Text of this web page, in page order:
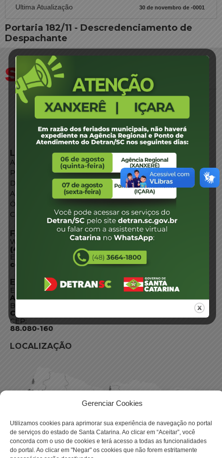
Gerenciar Cookies
Utilizamos cookies para aprimorar sua experiência de navegação no portal
de serviços do estado de Santa Catarina. Ao clicar em “Aceitar”, você
concorda com o uso de cookies e terá acesso a todas as funcionalidades
do portal. Ao clicar em "Negar" os cookies que não forem estritamente
Ultima Atualização 30 de novembro de -0001
Portaria 182/11 - Descredenciamento de
Despachante
LINKS EXTERNOS
Agência de Notícias
Portal de Serviços
Diário Oficial
Acesso à Informação
Órgãos do Governo
Conheça SC
FALE CONOSCO
WhatsApp:
(48) 3664-1800
E-mail:
centraldeinformacoes@detran.sc.gov.br
ENDEREÇO
Endereço:
Av. Almirante Tamandaré - 480
Bairro:
Coqueiros, Florianópolis SC
CEP:
88.080-160
LOCALIZAÇÃO